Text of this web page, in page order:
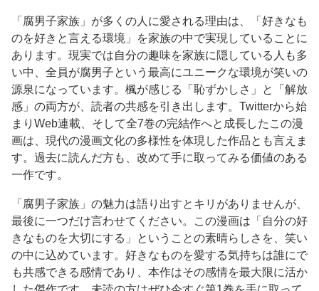
「腐男子家族」が多くの人に愛される理由は、「好きなも
のを好きと言える環境」を家族の中で実現していることに
あります。現実では自分の趣味を家族に隠している人も多
い中、全員が腐男子という最高にユニークな環境が笑いの
源泉になっています。楓が感じる「恥ずかしさ」と「解放
感」の両方が、読者の共感を引き出します。Twitterから始
まりWeb連載、そして全7巻の完結作へと成長したこの漫
画は、現代の漫画文化の多様性を体現した作品とも言えま
す。過去に読んだ方も、改めて手に取ってみる価値のある
一作です。
「腐男子家族」の魅力は語り出すとキリがありませんが、
最後に一つだけ言わせてください。この漫画は「自分の好
きなものを大切にする」ということの素晴らしさを、笑い
の中に込めています。好きなものを愛する気持ちは誰にで
も共感できる感情であり、本作はその感情を最大限に活か